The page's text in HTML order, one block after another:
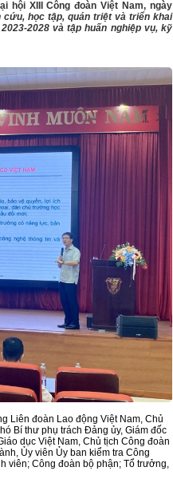
hội XIII Công đoàn Việt Nam, ngày
cứu, học tập, quán triệt và triển khai
2028 và tập huấn nghiệp vụ, kỹ
Liên đoàn Lao động Việt Nam, Chủ
Bí thư phụ trách Đảng ủy, Giám đốc
dục Việt Nam, Chủ tịch Công đoàn
Ủy viên Ủy ban kiểm tra Công
viên; Công đoàn bộ phận; Tổ trưởng,